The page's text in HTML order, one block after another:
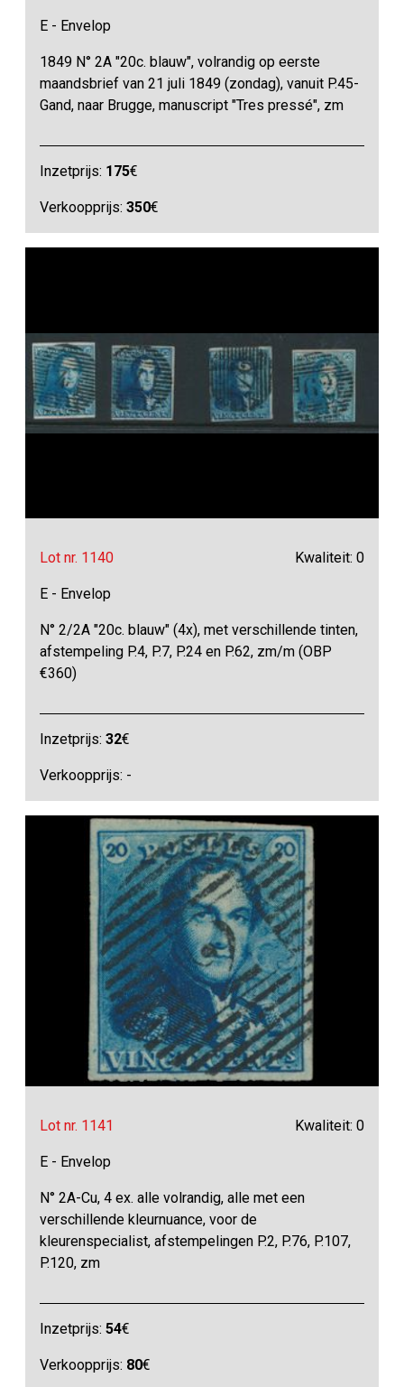
E - Envelop
1849 N° 2A "20c. blauw", volrandig op eerste
maandsbrief van 21 juli 1849 (zondag), vanuit P.45-
Gand, naar Brugge, manuscript "Tres pressé", zm
Inzetprijs: 175€
Verkoopprijs:350€
Lot nr. 1140 Kwaliteit: 0
E - Envelop
N° 2/2A "20c. blauw" (4x), met verschillende tinten,
afstempeling P.4, P.7, P.24 en P.62, zm/m (OBP
€360)
Inzetprijs:32€
Verkoopprijs: -
Lot nr. 1141 Kwaliteit: 0
E - Envelop
N° 2A-Cu, 4 ex. alle volrandig, alle met een
verschillende kleurnuance, voor de
kleurenspecialist, afstempelingen P.2, P.76, P.107,
P.120, zm
Inzetprijs:54€
Verkoopprijs: 80€